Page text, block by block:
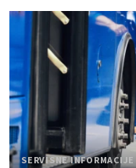
SERVISNE INFORMACIJE